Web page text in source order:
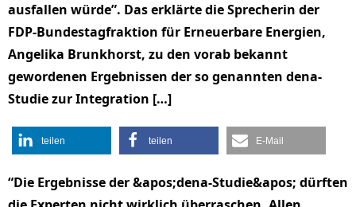
ausfallen würde”. Das erklärte die Sprecherin der
FDP-Bundestagfraktion für Erneuerbare Energien,
Angelika Brunkhorst, zu den vorab bekannt
gewordenen Ergebnissen der so genannten dena-
Studie zur Integration […]
teilen teilen E-Mail
“Die Ergebnisse der &apos;dena-Studie&apos; dürften